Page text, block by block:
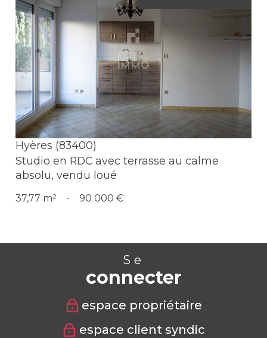
Voir le bien
Hyères (83400)
Studio en RDC avec terrasse au calme
absolu, vendu loué
37,77 m² - 90 000 €
Se
connecter
espace propriétaire
espace client syndic